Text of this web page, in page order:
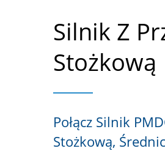
Silnik Z
Stożkową
Połącz Silnik
Stożkową,